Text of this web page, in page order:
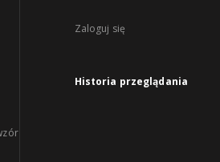
Zaloguj się
Historia przeglądania